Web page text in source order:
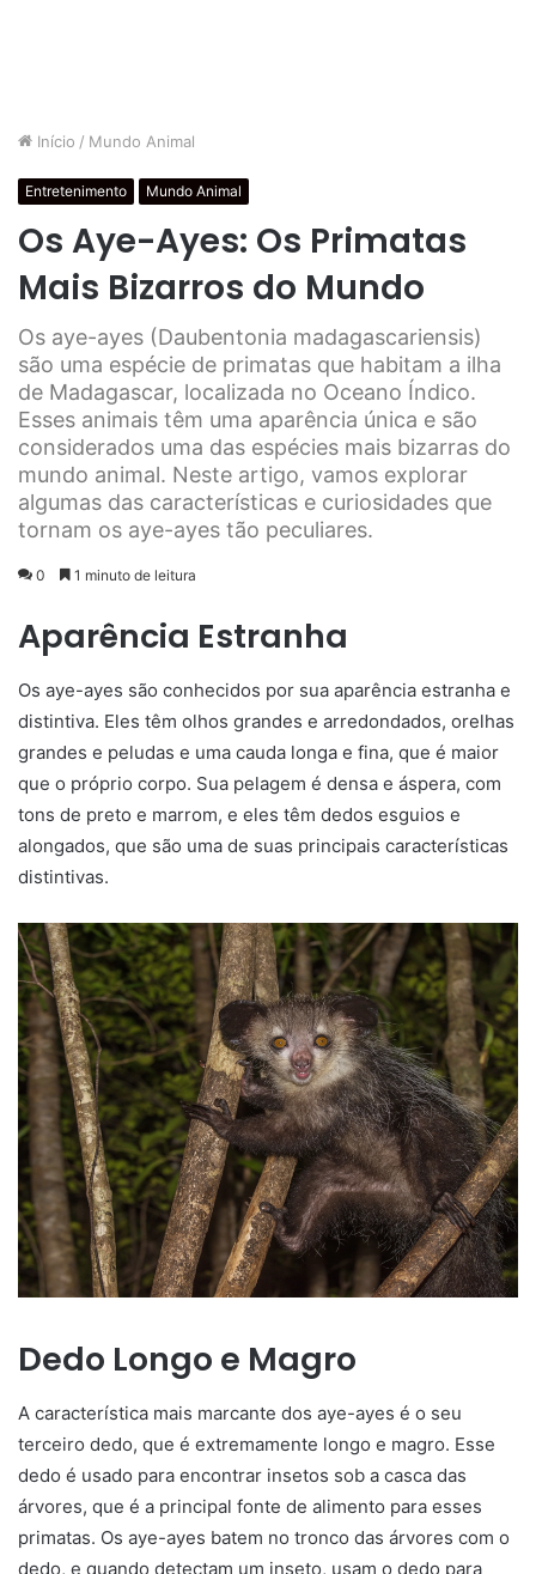
Início / Mundo Animal
Entretenimento Mundo Animal
Os Aye-Ayes: Os Primatas
Mais Bizarros do Mundo
Os aye-ayes (Daubentonia madagascariensis)
são uma espécie de primatas que habitam a ilha
de Madagascar, localizada no Oceano Índico.
Esses animais têm uma aparência única e são
considerados uma das espécies mais bizarras do
mundo animal. Neste artigo, vamos explorar
algumas das características e curiosidades que
tornam os aye-ayes tão peculiares.
0 1 minuto de leitura
Aparência Estranha
Os aye-ayes são conhecidos por sua aparência estranha e
distintiva. Eles têm olhos grandes e arredondados, orelhas
grandes e peludas e uma cauda longa e fina, que é maior
que o próprio corpo. Sua pelagem é densa e áspera, com
tons de preto e marrom, e eles têm dedos esguios e
alongados, que são uma de suas principais características
distintivas.
Dedo Longo e Magro
A característica mais marcante dos aye-ayes é o seu
terceiro dedo, que é extremamente longo e magro. Esse
dedo é usado para encontrar insetos sob a casca das
árvores, que é a principal fonte de alimento para esses
primatas. Os aye-ayes batem no tronco das árvores com o
dedo, e quando detectam um inseto, usam o dedo para